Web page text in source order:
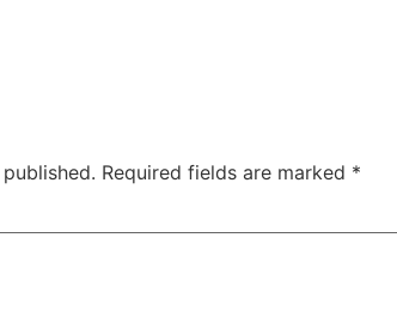
Required fields are marked *